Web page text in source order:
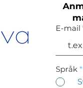
E-mail
Språk *